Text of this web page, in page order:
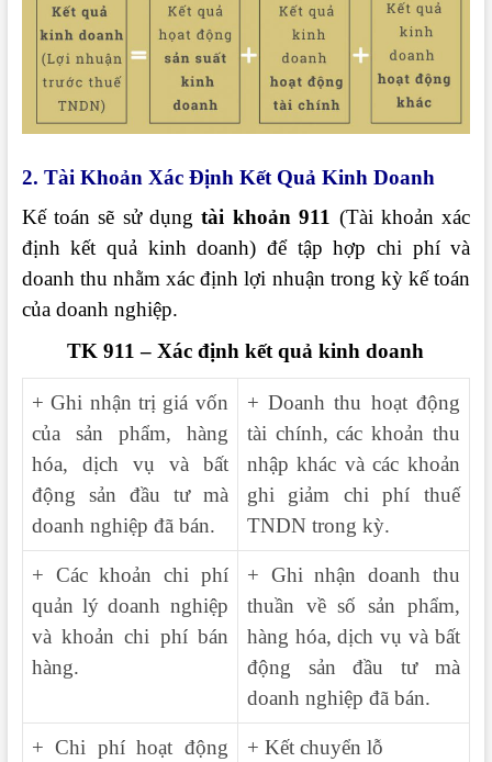
2. Tài Khoản Xác Định Kết Quả Kinh Doanh
Kế toán sẽ sử dụng tài khoản 911 (Tài khoản xác
định kết quả kinh doanh) để tập hợp chi phí và
doanh thu nhằm xác định lợi nhuận trong kỳ kế toán
của doanh nghiệp.
TK 911 – Xác định kết quả kinh doanh
+ Ghi nhận trị giá vốn
của sản phẩm, hàng
hóa, dịch vụ và bất
động sản đầu tư mà
doanh nghiệp đã bán.
+ Doanh thu hoạt động
tài chính, các khoản thu
nhập khác và các khoản
ghi giảm chi phí thuế
TNDN trong kỳ.
+ Các khoản chi phí
quản lý doanh nghiệp
và khoản chi phí bán
hàng.
+ Ghi nhận doanh thu
thuần về số sản phẩm,
hàng hóa, dịch vụ và bất
động sản đầu tư mà
doanh nghiệp đã bán.
+ Chi phí hoạt động
+ Kết chuyển lỗ